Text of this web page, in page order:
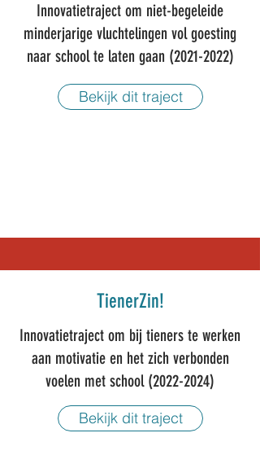
Innovatietraject om niet-begeleide
minderjarige vluchtelingen vol goesting
naar school te laten gaan (2021-2022)
Bekijk dit traject
TienerZin!
Innovatietraject om bij tieners te werken
aan motivatie en het zich verbonden
voelen met school (2022-2024)
Bekijk dit traject